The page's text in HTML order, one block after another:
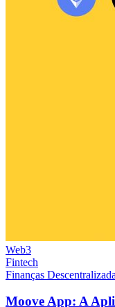
Web3
Fintech
Finanças
Moove App: A